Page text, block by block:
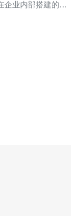
企业内部搭建的云